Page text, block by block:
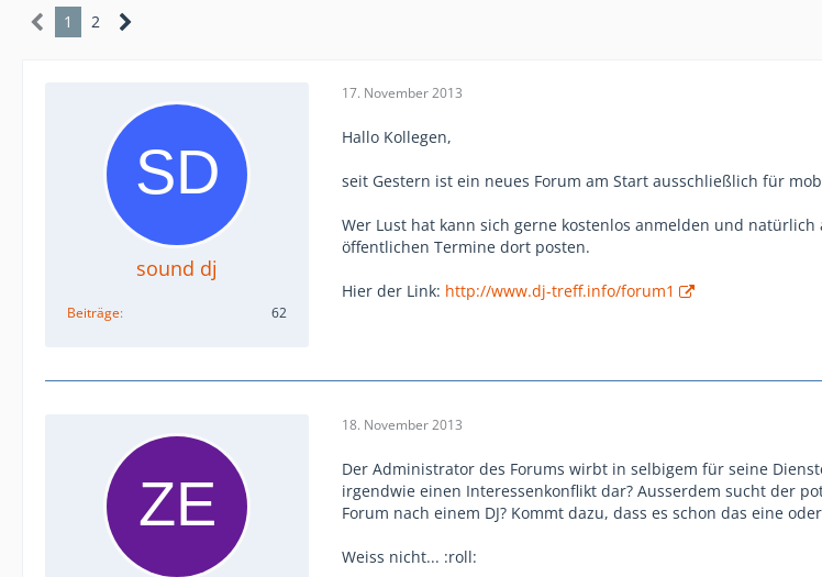
1 2
sound dj
Beiträge 62
17. November 2013
Hallo Kollegen,
seit Gestern ist ein neues Forum am Start ausschließlich für
Wer Lust hat kann sich gerne kostenlos anmelden und
öffentlichen Termine dort posten.
Hier der Link: http://www.dj-treff.info/forum1
18. November 2013
Der Administrator des Forums wirbt in selbigem für seine
irgendwie einen Interessenkonflikt dar? Ausserdem sucht der
Forum nach einem DJ? Kommt dazu, dass es schon das eine
Weiss nicht... :roll: